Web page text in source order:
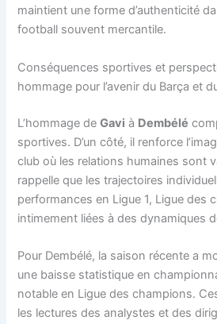
maintient une forme d’authenticité
football souvent mercantile.
Conséquences sportives et
hommage pour l’avenir du Barça et
L’hommage deGavi à Dembélé
sportives. D’un côté, il renforce
club où les relations humaines sont
rappelle que les trajectoires
performances en Ligue 1, Ligue des
intimement liées à des dynamiques
Pour Dembélé, la saison récente a
une baisse statistique en
notable en Ligue des champions.
les lectures des analystes et des